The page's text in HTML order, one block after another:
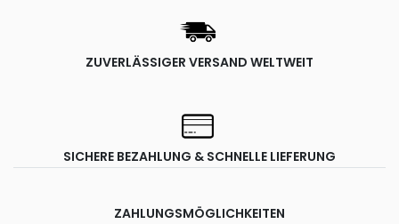
ZUVERLÄSSIGER VERSAND WELTWEIT
SICHERE BEZAHLUNG & SCHNELLE LIEFERUNG
ZAHLUNGSMÖGLICHKEITEN